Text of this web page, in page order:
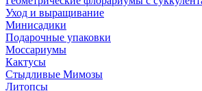
Уход и выращивание
Минисадики
Подарочные упаковки
Моссариумы
Кактусы
Стыдливые Мимозы
Литопсы